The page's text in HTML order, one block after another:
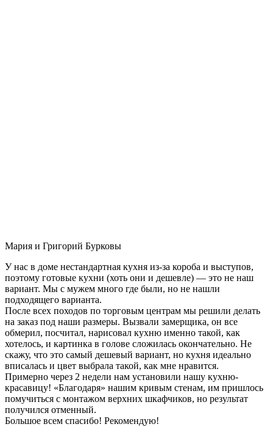
Мария и Григорий Бурковы
У нас в доме нестандартная кухня из-за короба и выступов,
поэтому готовые кухни (хоть они и дешевле) — это не наш
вариант. Мы с мужем много где были, но не нашли
подходящего варианта.
После всех походов по торговым центрам мы решили делать
на заказ под наши размеры. Вызвали замерщика, он все
обмерил, посчитал, нарисовал кухню именно такой, как
хотелось, и картинка в голове сложилась окончательно. Не
скажу, что это самый дешевый вариант, но кухня идеально
вписалась и цвет выбрала такой, как мне нравится.
Примерно через 2 недели нам установили нашу кухню-
красавицу! «Благодаря» нашим кривым стенам, им пришлось
помучиться с монтажом верхних шкафчиков, но результат
получился отменный.
Большое всем спасибо! Рекомендую!